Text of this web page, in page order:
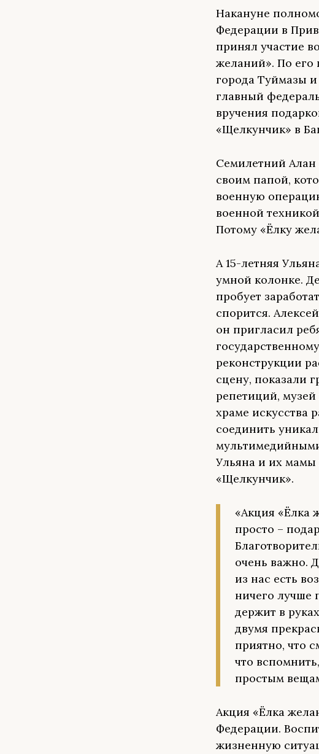
Накануне
Федерации в
принял участие
желаний». По его
города Туймазы
главный
вручения
«Щелкунчик» в
Семилетний Алан
своим папой,
военную
военной
Потому «Ёлку
А 15-летняя
умной колонке.
пробует
спорится.
он пригласил
реконструкции
сцену, показали
репетиций,
храме искусства
соединить
Ульяна и их мамы
«Щелкунчик».
«Акция «Ёлка
просто –
очень важно.
из нас есть
ничего лучше
держит в
двумя
приятно, что
что
простым
Акция «Ёлка
Федерации.
жизненную